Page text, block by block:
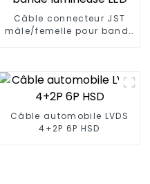
Câble connecteur JST
mâle/femelle pour bande
Câble automobile LVDS
4+2P 6P HSD